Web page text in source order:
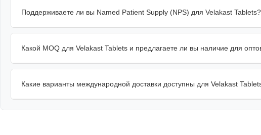
Поддерживаете ли вы Named Patient Supply (NPS) для Velakast Tablets?
Какой MOQ для Velakast Tablets и предлагаете ли вы наличие для
Какие варианты международной доставки доступны для Velakast